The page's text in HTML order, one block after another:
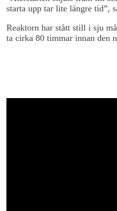
starta upp tar lite längre tid”,
Reaktorn har stått still i sju
ta cirka 80 timmar innan den